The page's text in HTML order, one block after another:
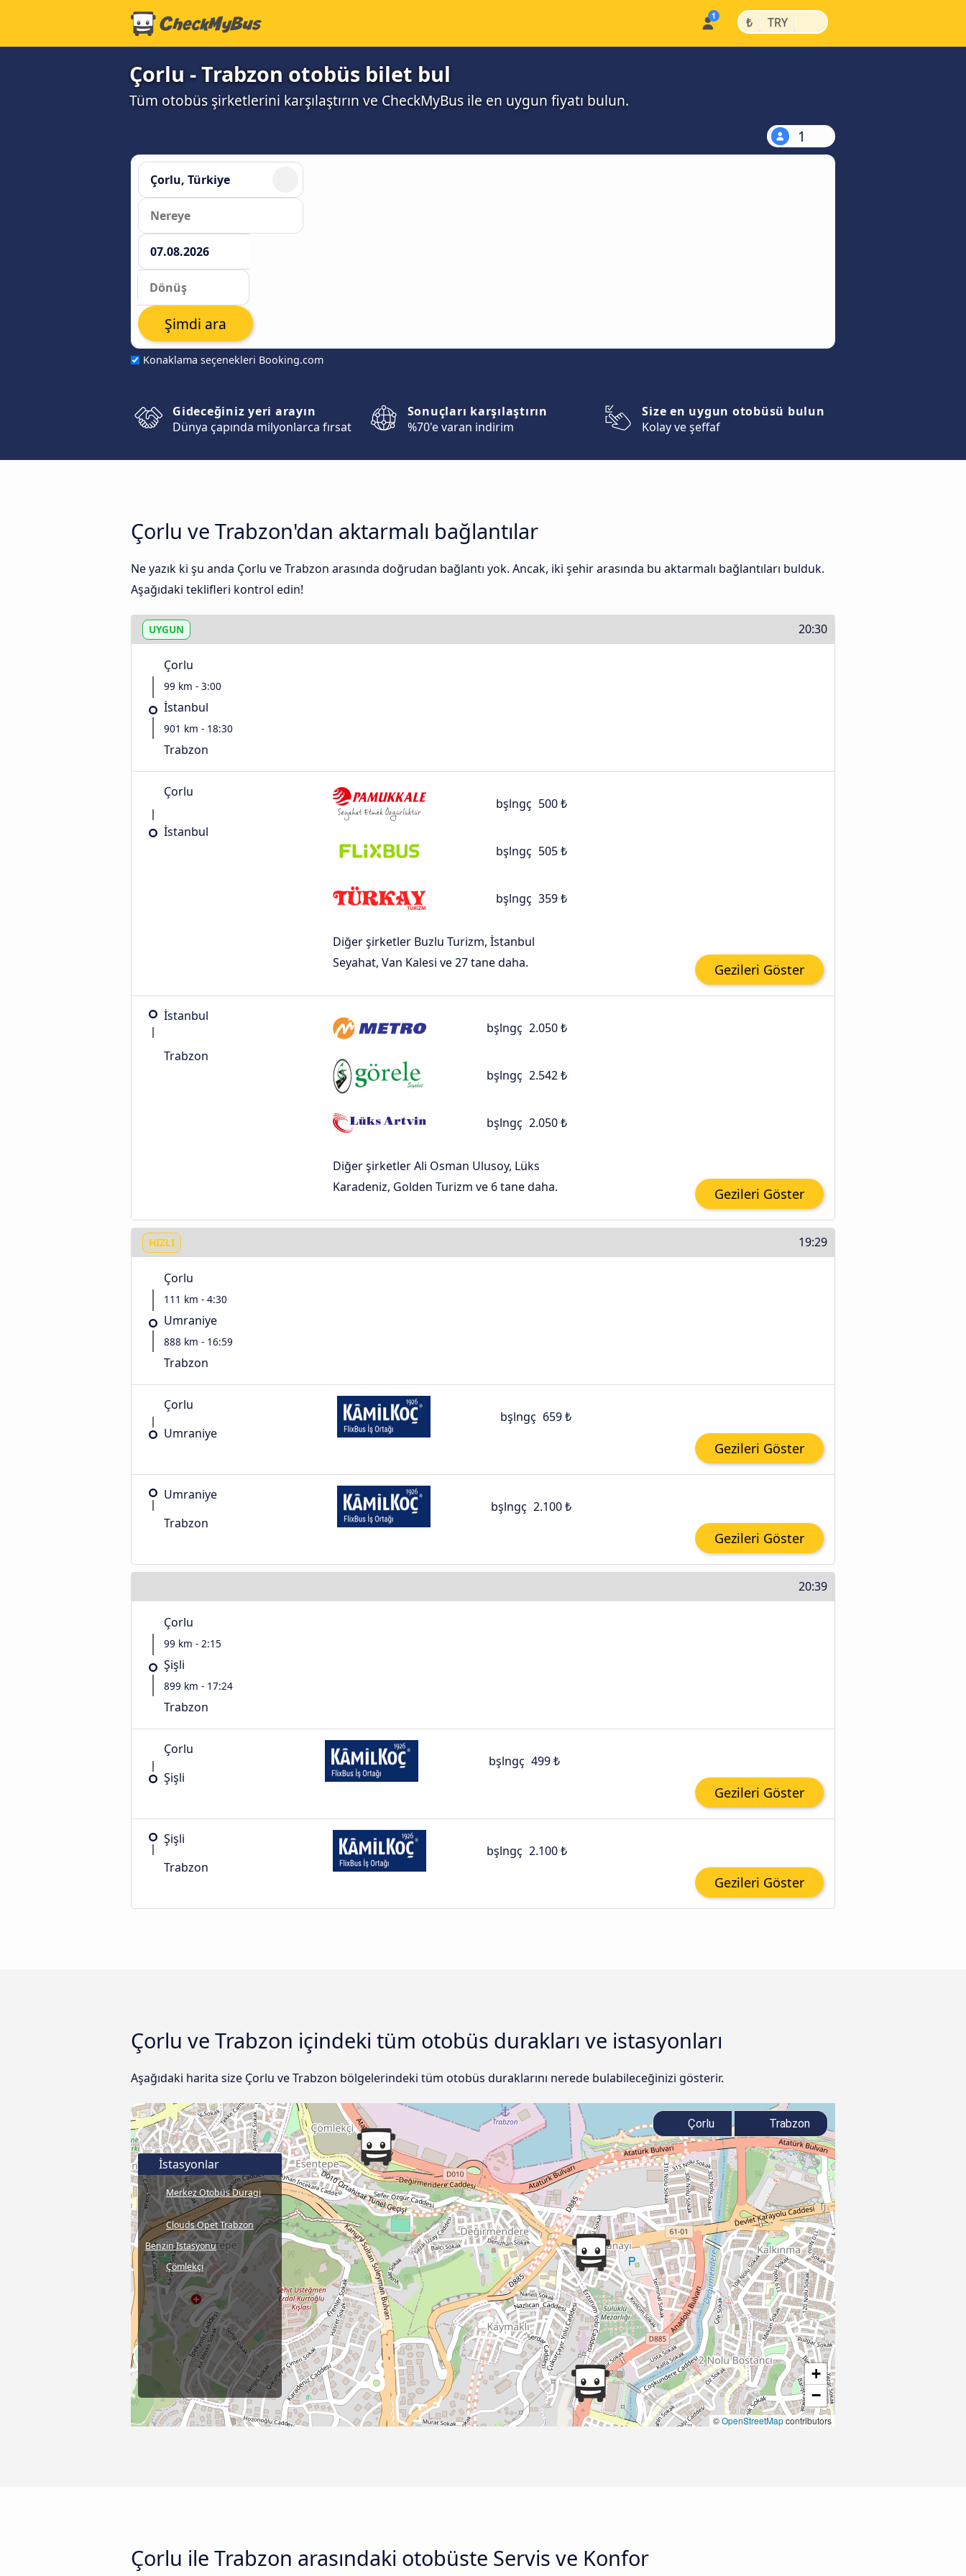
₺ | TRY |
Çorlu - Trabzon otobüs bilet bul
Tüm otobüs şirketlerini karşılaştırın ve CheckMyBus ile en uygun fiyatı bulun.
1
Konaklama seçenekleri Booking.com
Şimdi ara
Gideceğiniz yeri arayın
Dünya çapında milyonlarca fırsat
Sonuçları karşılaştırın
%70'e varan indirim
Size en uygun otobüsü bulun
Kolay ve şeffaf
Çorlu ve Trabzon'dan aktarmalı bağlantılar
Ne yazık ki şu anda Çorlu ve Trabzon arasında doğrudan bağlantı yok. Ancak, iki şehir arasında bu aktarmalı bağlantıları bulduk.
Aşağıdaki teklifleri kontrol edin!
UYGUN 20:30
Çorlu
99 km - 3:00
İstanbul
901 km - 18:30
Trabzon
Çorlu
İstanbul
bşlngç 500 ₺
bşlngç 505 ₺
bşlngç 359 ₺
Diğer şirketler Buzlu Turizm, İstanbul
Seyahat, Van Kalesi ve 27 tane daha.
Gezileri Göster
İstanbul
Trabzon
bşlngç 2.050 ₺
bşlngç 2.542 ₺
bşlngç 2.050 ₺
Diğer şirketler Ali Osman Ulusoy, Lüks
Karadeniz, Golden Turizm ve 6 tane daha.
Gezileri Göster
HIZLI 19:29
Çorlu
111 km - 4:30
Umraniye
888 km - 16:59
Trabzon
Çorlu
Umraniye
bşlngç 659 ₺
Gezileri Göster
Umraniye
Trabzon
bşlngç 2.100 ₺
Gezileri Göster
20:39
Çorlu
99 km - 2:15
Şişli
899 km - 17:24
Trabzon
Çorlu
Şişli
bşlngç 499 ₺
Gezileri Göster
Şişli
Trabzon
bşlngç 2.100 ₺
Gezileri Göster
Çorlu ve Trabzon içindeki tüm otobüs durakları ve istasyonları
Aşağıdaki harita size Çorlu ve Trabzon bölgelerindeki tüm otobüs duraklarını nerede bulabileceğinizi gösterir.
+
−
©OpenStreetMapcontributors
İstasyonlar
Merkez Otobüs Duragi
Clouds Opet Trabzon
Benzin Istasyonu
Çömlekçi
Çorlu Trabzon
Çorlu ile Trabzon arasındaki otobüste Servis ve Konfor